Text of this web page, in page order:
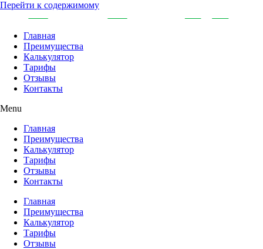
Перейти к содержимому
Главная
Преимущества
Калькулятор
Тарифы
Отзывы
Контакты
Menu
Главная
Преимущества
Калькулятор
Тарифы
Отзывы
Контакты
Главная
Преимущества
Калькулятор
Тарифы
Отзывы